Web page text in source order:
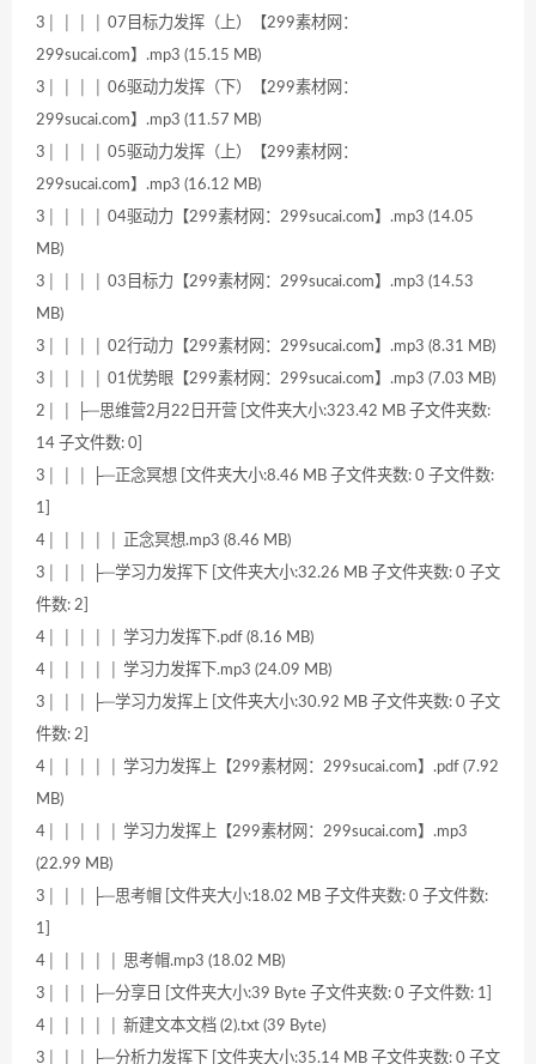
3│ │ │ │ 07目标力发挥（上）【299素材网：
299sucai.com】.mp3 (15.15 MB)
3│ │ │ │ 06驱动力发挥（下）【299素材网：
299sucai.com】.mp3 (11.57 MB)
3│ │ │ │ 05驱动力发挥（上）【299素材网：
299sucai.com】.mp3 (16.12 MB)
3│ │ │ │ 04驱动力【299素材网：299sucai.com】.mp3 (14.05
MB)
3│ │ │ │ 03目标力【299素材网：299sucai.com】.mp3 (14.53
MB)
3│ │ │ │ 02行动力【299素材网：299sucai.com】.mp3 (8.31 MB)
3│ │ │ │ 01优势眼【299素材网：299sucai.com】.mp3 (7.03 MB)
2│ │ ├─思维营2月22日开营 [文件夹大小:323.42 MB 子文件夹数:
14 子文件数: 0]
3│ │ │ ├─正念冥想 [文件夹大小:8.46 MB 子文件夹数: 0 子文件数:
1]
4│ │ │ │ │ 正念冥想.mp3 (8.46 MB)
3│ │ │ ├─学习力发挥下 [文件夹大小:32.26 MB 子文件夹数: 0 子文
件数: 2]
4│ │ │ │ │ 学习力发挥下.pdf (8.16 MB)
4│ │ │ │ │ 学习力发挥下.mp3 (24.09 MB)
3│ │ │ ├─学习力发挥上 [文件夹大小:30.92 MB 子文件夹数: 0 子文
件数: 2]
4│ │ │ │ │ 学习力发挥上【299素材网：299sucai.com】.pdf (7.92
MB)
4│ │ │ │ │ 学习力发挥上【299素材网：299sucai.com】.mp3
(22.99 MB)
3│ │ │ ├─思考帽 [文件夹大小:18.02 MB 子文件夹数: 0 子文件数:
1]
4│ │ │ │ │ 思考帽.mp3 (18.02 MB)
3│ │ │ ├─分享日 [文件夹大小:39 Byte 子文件夹数: 0 子文件数: 1]
4│ │ │ │ │ 新建文本文档 (2).txt (39 Byte)
3│ │ │ ├─分析力发挥下 [文件夹大小:35.14 MB 子文件夹数: 0 子文